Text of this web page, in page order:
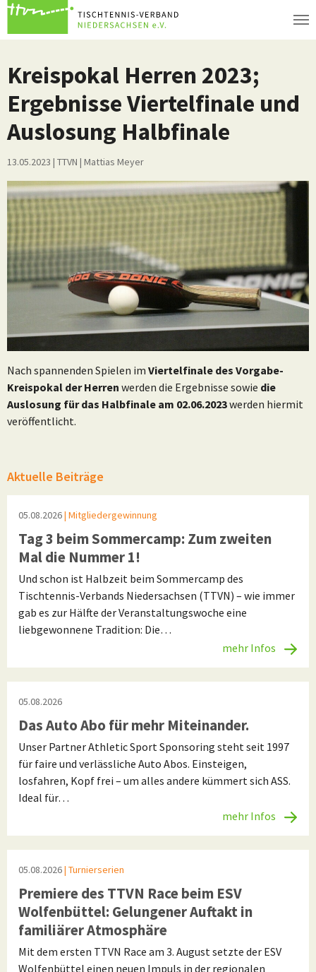
Zum Hauptinhalt springen
Kreispokal Herren 2023;
Ergebnisse Viertelfinale und
Auslosung Halbfinale
13.05.2023 | TTVN | Mattias Meyer
Nach spannenden Spielen im Viertelfinale des Vorgabe-
Kreispokal der Herren werden die Ergebnisse sowie die
Auslosung für das Halbfinale am 02.06.2023werden hiermit
veröffentlicht.
Aktuelle Beiträge
05.08.2026| Mitgliedergewinnung
Tag 3 beim Sommercamp: Zum zweiten
Mal die Nummer 1!
Und schon ist Halbzeit beim Sommercamp des
Tischtennis-Verbands Niedersachsen (TTVN) – wie immer
gab es zur Hälfte der Veranstaltungswoche eine
liebgewonnene Tradition: Die…
mehr Infos
05.08.2026
Das Auto Abo für mehr Miteinander.
Unser Partner Athletic Sport Sponsoring steht seit 1997
für faire und verlässliche Auto Abos. Einsteigen,
losfahren, Kopf frei – um alles andere kümmert sich ASS.
Ideal für…
mehr Infos
05.08.2026| Turnierserien
Premiere des TTVN Race beim ESV
Wolfenbüttel: Gelungener Auftakt in
familiärer Atmosphäre
Mit dem ersten TTVN Race am 3. August setzte der ESV
Wolfenbüttel einen neuen Impuls in der regionalen